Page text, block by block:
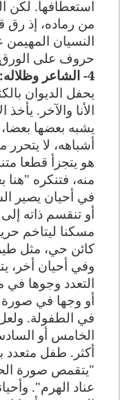
استعطافها. لكن
من رماده، إذ رق
النسيان
حروف على
4- الشاعر وظلاله: ثنائية الأنا والآخر
يحفل الديوان
الأنا والآخر. يأخذ
يشبه بعضها
أشباهه، لا يتحرر
هو يتجزأ قطعا
منه، فتنكره
في أحيان يصير
أو تنقسم ذاته
مسكنا ليتاخم
كائن حي، مثل
وفي أحيان أخر،
التعدد وجوها في
أو وجها في
في الطفولة.
الخامس أو
أكثر. طفل متعدد
"يتقمص صورة
عناد الهرم".